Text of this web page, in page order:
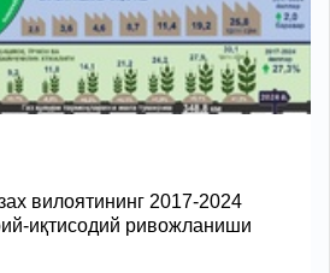
вилоятининг 2017-2024
иқтисодий ривожланиши